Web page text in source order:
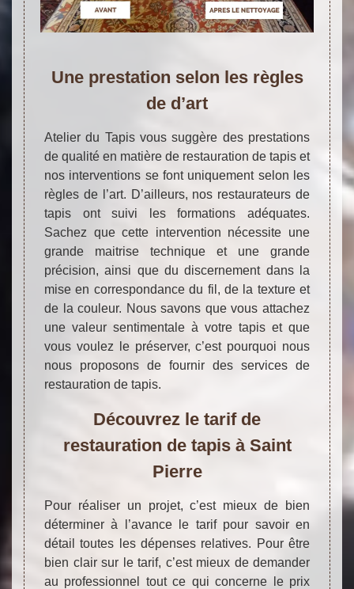
Une prestation selon les règles
de d’art
Atelier du Tapis vous suggère des prestations
de qualité en matière de restauration de tapis et
nos interventions se font uniquement selon les
règles de l’art. D’ailleurs, nos restaurateurs de
tapis ont suivi les formations adéquates.
Sachez que cette intervention nécessite une
grande maitrise technique et une grande
précision, ainsi que du discernement dans la
mise en correspondance du fil, de la texture et
de la couleur. Nous savons que vous attachez
une valeur sentimentale à votre tapis et que
vous voulez le préserver, c’est pourquoi nous
nous proposons de fournir des services de
restauration de tapis.
Découvrez le tarif de
restauration de tapis à Saint
Pierre
Pour réaliser un projet, c’est mieux de bien
déterminer à l’avance le tarif pour savoir en
détail toutes les dépenses relatives. Pour être
bien clair sur le tarif, c’est mieux de demander
au professionnel tout ce qui concerne le prix